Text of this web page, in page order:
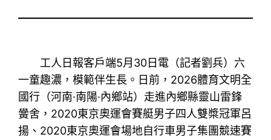
工人日報客戶端5月30日電（記者劉兵）六
一童趣濃，模範伴生長。日前，2026體育文明全
國行（河南·南陽·內鄉站）走進內鄉縣靈山雷鋒
黌舍，2020東京奧運會賽艇男子四人雙槳冠軍呂
揚、2020東京奧運會場地自行車男子集團競速賽